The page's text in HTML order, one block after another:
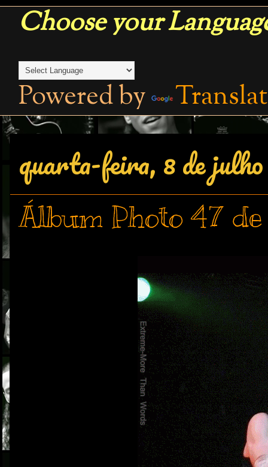
Choose your
Powered by
quarta-feira, 8 de julho
Álbum Photo 47